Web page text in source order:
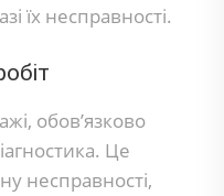
їх несправності.
обов’язково
Це
несправності,